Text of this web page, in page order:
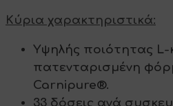
Κύρια χαρακτηριστικά:
Υψηλής ποιότητας L-
πατενταρισμένη
Carnipure®.
33 δόσεις ανά